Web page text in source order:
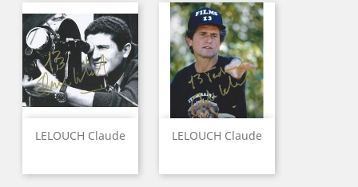
LELOUCH Claude LELOUCH Claude